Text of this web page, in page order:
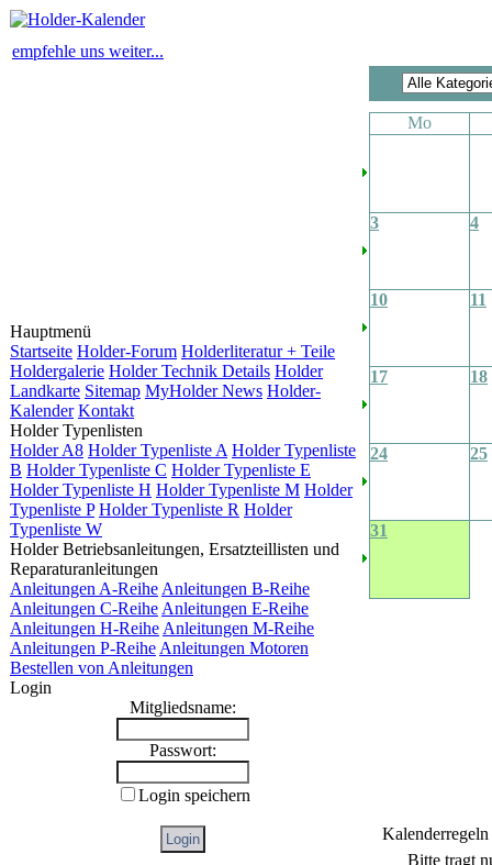
empfehle uns weiter...
Hauptmenü
Startseite Holder-Forum Holderliteratur + Teile
Holdergalerie Holder Technik Details Holder
Landkarte Sitemap MyHolder News Holder-
Kalender Kontakt
Holder Typenlisten
Holder A8 Holder Typenliste A Holder Typenliste
B Holder Typenliste C Holder Typenliste E
Holder Typenliste H Holder Typenliste M Holder
Typenliste P Holder Typenliste R Holder
Typenliste W
Holder Betriebsanleitungen, Ersatzteillisten und
Reparaturanleitungen
Anleitungen A-Reihe Anleitungen B-Reihe
Anleitungen C-Reihe Anleitungen E-Reihe
Anleitungen H-Reihe Anleitungen M-Reihe
Anleitungen P-Reihe Anleitungen Motoren
Bestellen von Anleitungen
Login
Mitgliedsname:
Passwort:
Login speichern
Mo
3 4
10 11
17 18
24 25
31
Kalenderregeln
Bitte tragt